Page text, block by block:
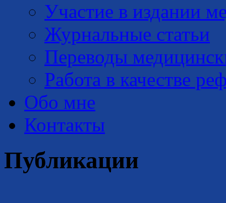
Участие в издании
Журнальные статьи
Переводы
Работа в качестве
Обо мне
Контакты
Публикации